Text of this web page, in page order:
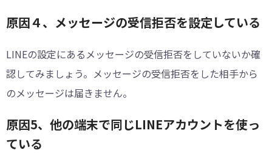
原因４、メッセージの受信拒否を設定している
LINEの設定にあるメッセージの受信拒否をしていないか確
認してみましょう。メッセージの受信拒否をした相手から
のメッセージは届きません。
原因5、他の端末で同じLINEアカウントを使っ
ている